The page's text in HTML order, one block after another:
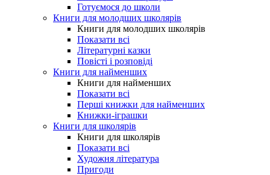
Готуємося до школи
Книги для молодших школярів
Книги для молодших школярів
Показати всі
Літературні казки
Повісті і розповіді
Книги для найменших
Книги для найменших
Показати всі
Перші книжки для найменших
Книжки-іграшки
Книги для школярів
Книги для школярів
Показати всі
Художня література
Пригоди